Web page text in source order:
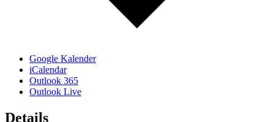
Google Kalender
iCalendar
Outlook 365
Outlook Live
Details